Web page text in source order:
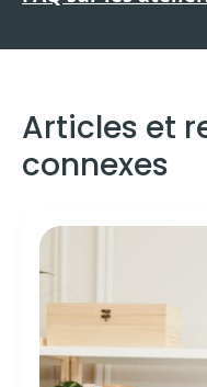
Articles et
connexes